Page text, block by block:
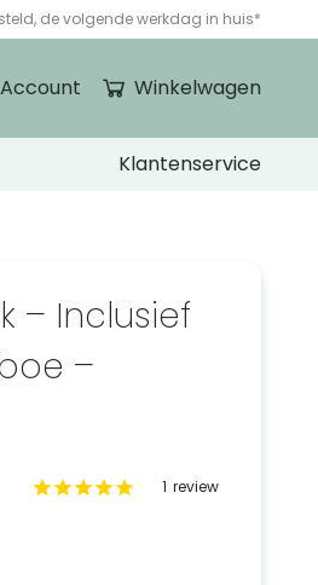
de volgende werkdag in huis*
Winkelwagen
Account
Klantenservice
– Inclusief
–
1 review